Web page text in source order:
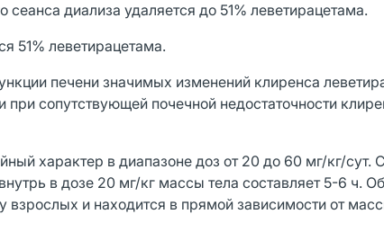
диализа удаляется до 51% леветирацетама.
51% леветирацетама.
печени значимых изменений клиренса
сопутствующей почечной недостаточности
характер в диапазоне доз от 20 до 60 мг/кг/сут. C
в дозе 20 мг/кг массы тела составляет 5-6 ч.
и находится в прямой зависимости от